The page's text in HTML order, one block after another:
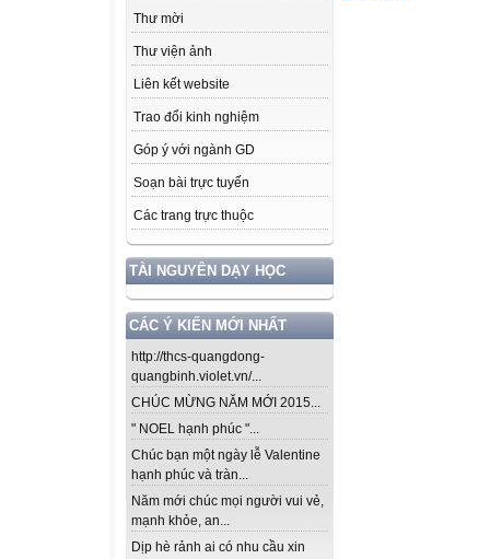
Thư mời
Thư viện ảnh
Liên kết website
Trao đổi kinh nghiệm
Góp ý với ngành GD
Soạn bài trực tuyến
Các trang trực thuộc
TÀI NGUYÊN DẠY HỌC
CÁC Ý KIẾN MỚI NHẤT
http://thcs-quangdong-
quangbinh.violet.vn/...
CHÚC MỪNG NĂM MỚI 2015...
" NOEL hạnh phúc "...
Chúc bạn một ngày lễ Valentine
hạnh phúc và tràn...
Năm mới chúc mọi người vui vẻ,
mạnh khỏe, an...
Dịp hè rảnh ai có nhu cầu xin